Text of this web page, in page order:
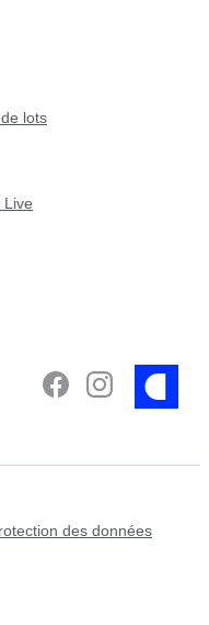
lots
Live
des données